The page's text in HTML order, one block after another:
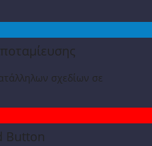
σχεδίων σε
Button